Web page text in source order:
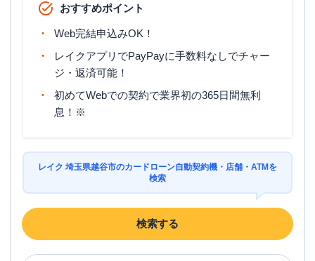
おすすめポイント
Web完結申込みOK！
レイクアプリでPayPayに手数料なしでチャー
ジ・返済可能！
初めてWebでの契約で業界初の365日間無利
息！※
レイク 埼玉県越谷市のカードローン自動契約機・店舗・ATMを
検索
検索する